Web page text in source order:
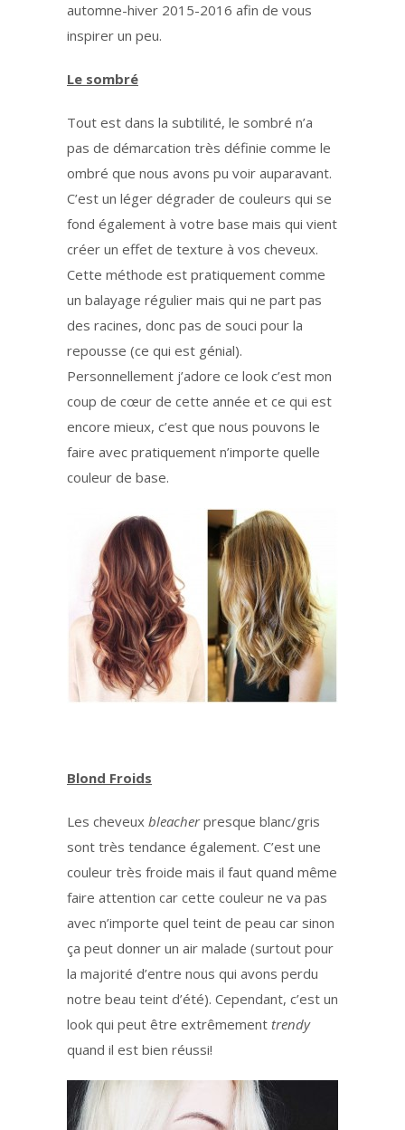
automne-hiver 2015-2016 afin de vous
inspirer un peu.
Le sombré
Tout est dans la subtilité, le sombré n’a
pas de démarcation très définie comme le
ombré que nous avons pu voir auparavant.
C’est un léger dégrader de couleurs qui se
fond également à votre base mais qui vient
créer un effet de texture à vos cheveux.
Cette méthode est pratiquement comme
un balayage régulier mais qui ne part pas
des racines, donc pas de souci pour la
repousse (ce qui est génial).
Personnellement j’adore ce look c’est mon
coup de cœur de cette année et ce qui est
encore mieux, c’est que nous pouvons le
faire avec pratiquement n’importe quelle
couleur de base.
Blond Froids
Les cheveux bleacherpresque blanc/gris
sont très tendance également. C’est une
couleur très froide mais il faut quand même
faire attention car cette couleur ne va pas
avec n’importe quel teint de peau car sinon
ça peut donner un air malade (surtout pour
la majorité d’entre nous qui avons perdu
notre beau teint d’été). Cependant, c’est un
look qui peut être extrêmement trendy
quand il est bien réussi!